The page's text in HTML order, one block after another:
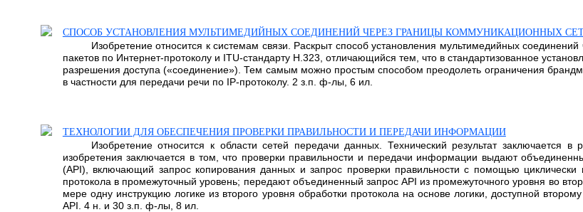
СПОСОБ УСТАНОВЛЕНИЯ МУЛЬТИМЕДИЙНЫХ СОЕДИНЕНИЙ ЧЕРЕЗ ГРАНИЦЫ КОММУНИКАЦИОННЫХ
Изобретение относится к системам связи. Раскрыт способ установления мультимедийных
пакетов по Интернет-протоколу и ITU-стандарту Н.323, отличающийся тем, что в стандартизованное
разрешения доступа («соединение»). Тем самым можно простым способом преодолеть ограничения
в частности для передачи речи по IP-протоколу. 2 з.п. ф-лы, 6 ил.
ТЕХНОЛОГИИ ДЛЯ ОБЕСПЕЧЕНИЯ ПРОВЕРКИ ПРАВИЛЬНОСТИ И ПЕРЕДАЧИ ИНФОРМАЦИИ
Изобретение относится к области сетей передачи данных. Технический результат заключается
изобретения заключается в том, что проверки правильности и передачи информации выдают
(API), включающий запрос копирования данных и запрос проверки правильности с помощью циклически
протокола в промежуточный уровень; передают объединенный запрос API из промежуточного уровня во
мере одну инструкцию логике из второго уровня обработки протокола на основе логики, доступной
API. 4 н. и 30 з.п. ф-лы, 8 ил.